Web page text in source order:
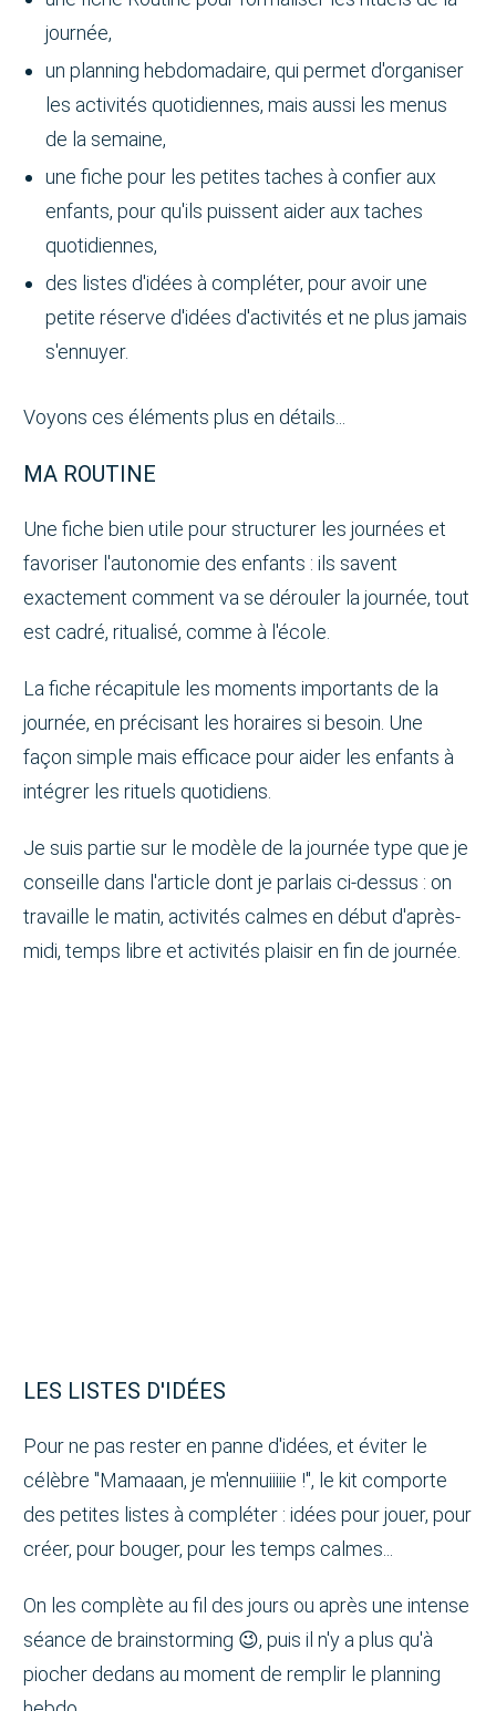
journée,
un planning hebdomadaire, qui permet d'organiser
les activités quotidiennes, mais aussi les menus
de la semaine,
une fiche pour les petites taches à confier aux
enfants, pour qu'ils puissent aider aux taches
quotidiennes,
des listes d'idées à compléter, pour avoir une
petite réserve d'idées d'activités et ne plus jamais
s'ennuyer.
Voyons ces éléments plus en détails...
MA ROUTINE
Une fiche bien utile pour structurer les journées et
favoriser l'autonomie des enfants : ils savent
exactement comment va se dérouler la journée, tout
est cadré, ritualisé, comme à l'école.
La fiche récapitule les moments importants de la
journée, en précisant les horaires si besoin. Une
façon simple mais efficace pour aider les enfants à
intégrer les rituels quotidiens.
Je suis partie sur le modèle de la journée type que je
conseille dans l'article dont je parlais ci-dessus : on
travaille le matin, activités calmes en début d'après-
midi, temps libre et activités plaisir en fin de journée.
LES LISTES D'IDÉES
Pour ne pas rester en panne d'idées, et éviter le
célèbre "Mamaaan, je m'ennuiiiiie !", le kit comporte
des petites listes à compléter : idées pour jouer, pour
créer, pour bouger, pour les temps calmes...
On les complète au fil des jours ou après une intense
séance de brainstorming 😉, puis il n'y a plus qu'à
piocher dedans au moment de remplir le planning